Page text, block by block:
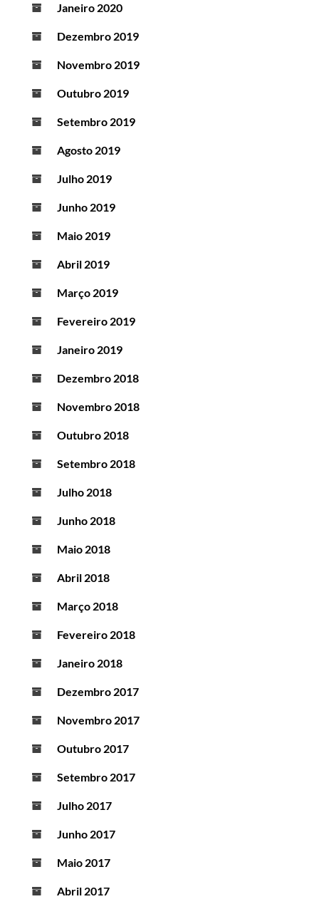
Janeiro 2020
Dezembro 2019
Novembro 2019
Outubro 2019
Setembro 2019
Agosto 2019
Julho 2019
Junho 2019
Maio 2019
Abril 2019
Março 2019
Fevereiro 2019
Janeiro 2019
Dezembro 2018
Novembro 2018
Outubro 2018
Setembro 2018
Julho 2018
Junho 2018
Maio 2018
Abril 2018
Março 2018
Fevereiro 2018
Janeiro 2018
Dezembro 2017
Novembro 2017
Outubro 2017
Setembro 2017
Julho 2017
Junho 2017
Maio 2017
Abril 2017